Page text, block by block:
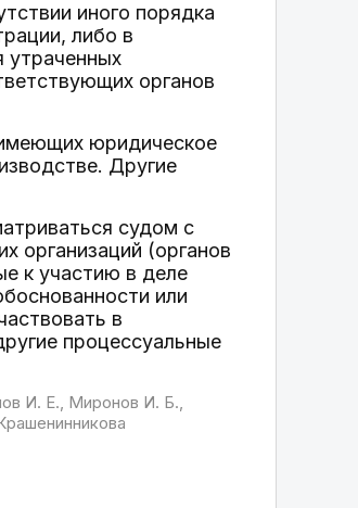
иного порядка
либо в
утраченных
органов
имеющих юридическое
Другие
судом с
организаций (органов
к участию в деле
или
в
процессуальные
И. Е., Миронов И. Б.,